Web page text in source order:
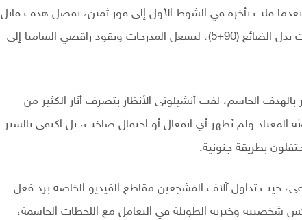
وحقق المنتخب البرازيلي انتصارًا دراماتيكيًا بنتيجة 2-1 بعدما قلب تأخره في الشوط الأول إلى فوز ثمين، بفضل هدف قاتل
وقّعه غابرييل مارتينيلي في الدقيقة الخامسة من الوقت بدل الضائع (90+5)، ليشعل المدرجات ويقود راقصي السامبا إلى
بالهدف الحاسم، لفت أنشيلوتي الأنظار بتصرف أثار الكثير من
المعتاد ولم يُظهر أي انفعال أو احتفال صاخب، بل اكتفى بالسير
بطريقة جنونية.
حيث تداول آلاف المشجعين مقاطع الفيديو الخاصة برد فعل
شخصيته وخبرته الطويلة في التعامل مع اللحظات الحاسمة،